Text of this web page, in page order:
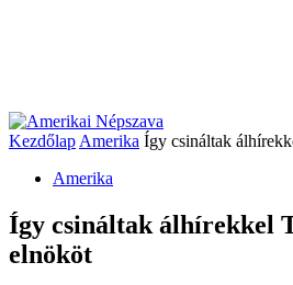
Kezdőlap Amerika Így csináltak
Amerika
Így csináltak álhírekkel
elnököt